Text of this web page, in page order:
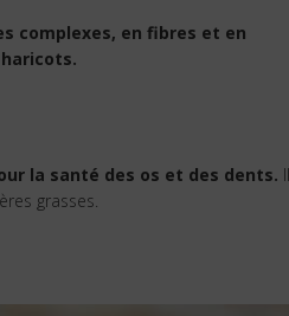
complexes, en fibres et en
la santé des os et des dents. Il
grasses.